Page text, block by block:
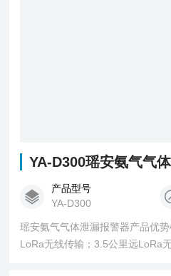
YA-D300瑶安氨气气
产品型号
YA-D300
瑶安氨气气体泄漏报警器产品优
LoRa无线传输；3.5公里远LoRa